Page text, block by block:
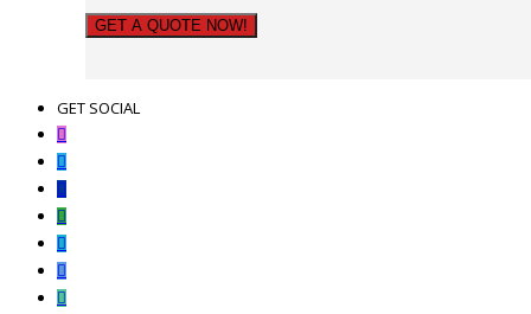
GET A QUOTE NOW!
GET SOCIAL